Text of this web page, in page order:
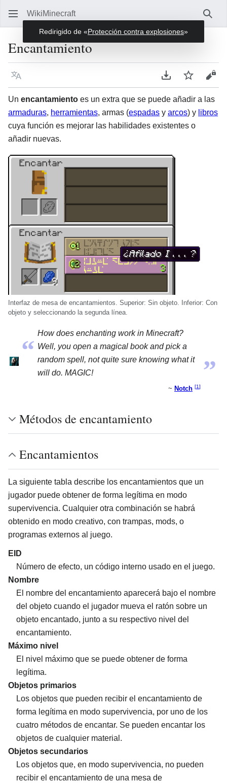
WikiMinecraft
Encantamiento
Idioma Descargar en
VigilarVer
Un encantamiento es un extra que se puede añadir a las
armaduras, herramientas, armas (espadas y arcos) y libros
cuya función es mejorar las habilidades existentes o
añadir nuevas.
Interfaz de mesa de encantamientos. Superior: Sin objeto. Inferior: Con
objeto y seleccionando la segunda línea.
“
How does enchanting work in Minecraft?
Well, you open a magical book and pick a
random spell, not quite sure knowing what it
will do. MAGIC!
„
~ Notch [1]
Métodos de encantamiento
Encantamientos
La siguiente tabla describe los encantamientos que un
jugador puede obtener de forma legítima en modo
supervivencia. Cualquier otra combinación se habrá
obtenido en modo creativo, con trampas, mods, o
programas externos al juego.
EID
Número de efecto, un código interno usado en el juego.
Nombre
El nombre del encantamiento aparecerá bajo el nombre
del objeto cuando el jugador mueva el ratón sobre un
objeto encantado, junto a su respectivo nivel del
encantamiento.
Máximo nivel
El nivel máximo que se puede obtener de forma
legítima.
Objetos primarios
Los objetos que pueden recibir el encantamiento de
forma legítima en modo supervivencia, por uno de los
cuatro métodos de encantar. Se pueden encantar los
objetos de cualquier material.
Objetos secundarios
Los objetos que, en modo supervivencia, no pueden
recibir el encantamiento de una mesa de